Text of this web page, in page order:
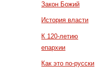
Закон Божий
История власти
К 120-летию
епархии
Как это по-русски